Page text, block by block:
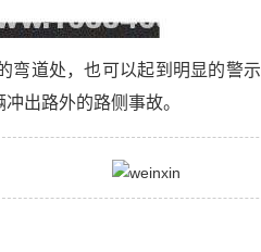
弯道处，也可以起到明显的警
出路外的路侧事故。